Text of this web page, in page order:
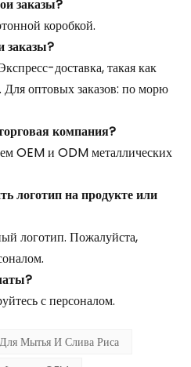
заказы?
коробкой.
заказы?
доставка, такая как
оптовых заказов: по морю
компания?
OEM и ODM металлических
логотип на продукте или
логотип. Пожалуйста,
с персоналом.
Мытья И Слива Риса